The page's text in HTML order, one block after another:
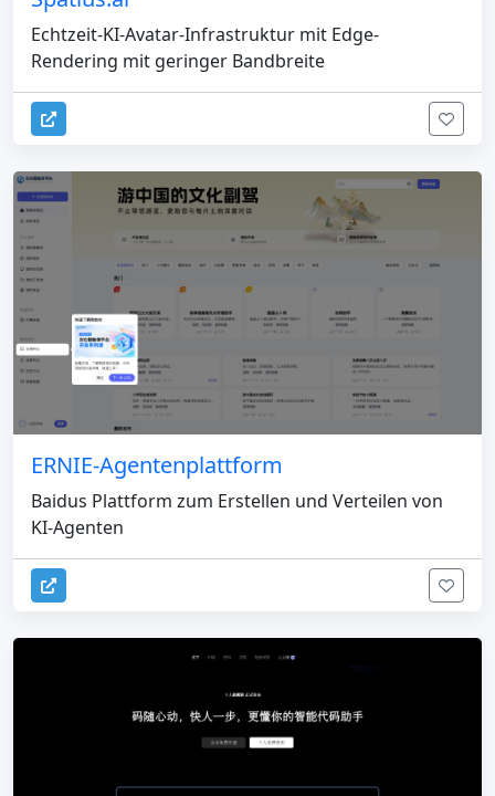
Echtzeit-KI-Avatar-Infrastruktur mit Edge-
Rendering mit geringer Bandbreite
ERNIE-Agentenplattform
Baidus Plattform zum Erstellen und Verteilen von
KI-Agenten